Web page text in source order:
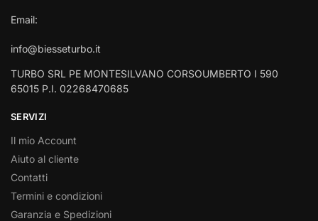
Email:
info@biesseturbo.it
TURBO SRL PE MONTESILVANO CORSOUMBERTO I 590
65015 P.I. 02268470685
SERVIZI
Il mio Account
Aiuto al cliente
Contatti
Termini e condizioni
Garanzia e Spedizioni